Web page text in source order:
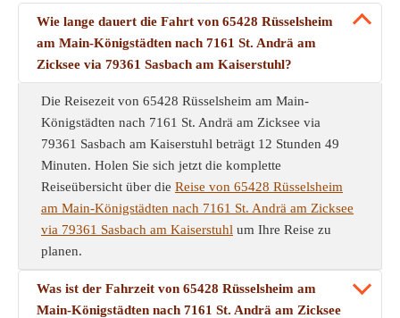
Wie lange dauert die Fahrt von 65428 Rüsselsheim
am Main-Königstädten nach 7161 St. Andrä am
Zicksee via 79361 Sasbach am Kaiserstuhl?
Die Reisezeit von 65428 Rüsselsheim am Main-
Königstädten nach 7161 St. Andrä am Zicksee via
79361 Sasbach am Kaiserstuhl beträgt 12 Stunden 49
Minuten. Holen Sie sich jetzt die komplette
Reiseübersicht über die Reise von 65428 Rüsselsheim
am Main-Königstädten nach 7161 St. Andrä am Zicksee
via 79361 Sasbach am Kaiserstuhl um Ihre Reise zu
planen.
Was ist der Fahrzeit von 65428 Rüsselsheim am
Main-Königstädten nach 7161 St. Andrä am Zicksee